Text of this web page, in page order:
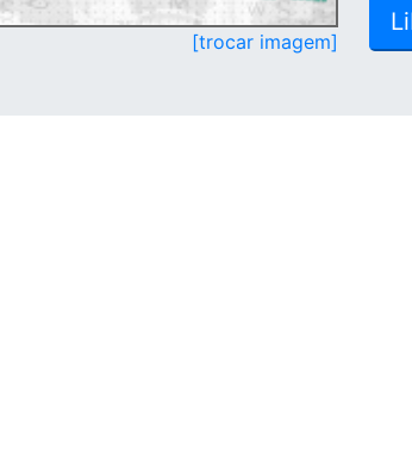
[trocar imagem]